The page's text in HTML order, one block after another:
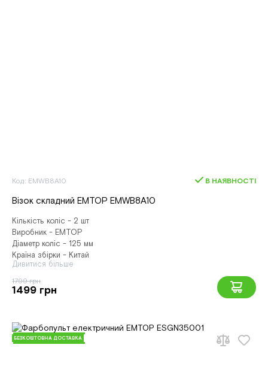
Код: EMWB8A10 В НАЯВНОСТІ
Візок складний EMTOP EMWB8A10
Кількість коліс - 2 шт
Виробник - EMTOP
Діаметр коліс - 125 мм
Країна збірки - Китай
Дивитися більше
1799 грн
1499 грн
БЕЗКОШТОВНА ДОСТАВКА